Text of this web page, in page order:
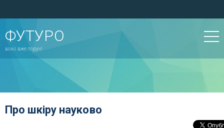
ФУТУРО
воно вже поруч!
Про шкіру науково